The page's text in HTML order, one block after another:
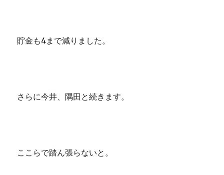
貯金も4まで減りました。
さらに今井、隅田と続きます。
ここらで踏ん張らないと。